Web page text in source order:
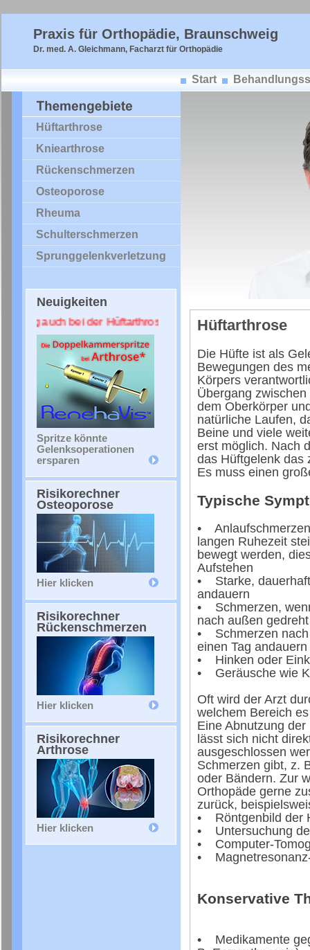
Praxis für Orthopädie, Braunschweig
Dr. med. A. Gleichmann, Facharzt für Orthopädie
Start
Hüftarthrose
Kniearthrose
Rückenschmerzen
Osteoporose
Rheuma
Schulterschmerzen
Sprunggelenkverletzung
Neuigkeiten
auch bei der Hüftarthrose ++++
Spritze könnte
Gelenksoperationen
ersparen
Risikorechner
Osteoporose
Hier klicken
Risikorechner
Rückenschmerzen
Hier klicken
Risikorechner
Arthrose
Hier klicken
Hüftarthrose
Die Hüfte ist als
Bewegungen des
Körpers
Übergang
dem Oberkörper
natürliche Laufen,
Beine und viele
erst möglich. Nach
das Hüftgelenk das
Es muss einen
Typische
•
langen Ruhezeit
bewegt werden,
Aufstehen
• Starke,
andauern
• Schmerzen,
nach außen
• Schmerzen nach
einen Tag andauern
• Hinken oder
• Geräusche wie
Oft wird der Arzt
welchem Bereich
Eine Abnutzung
lässt sich nicht
ausgeschlossen
Schmerzen gibt, z.
oder Bändern. Zur
Orthopäde gerne
zurück,
• Röntgenbild der
• Untersuchung
• Computer-
•
Konservative
• Medikamente